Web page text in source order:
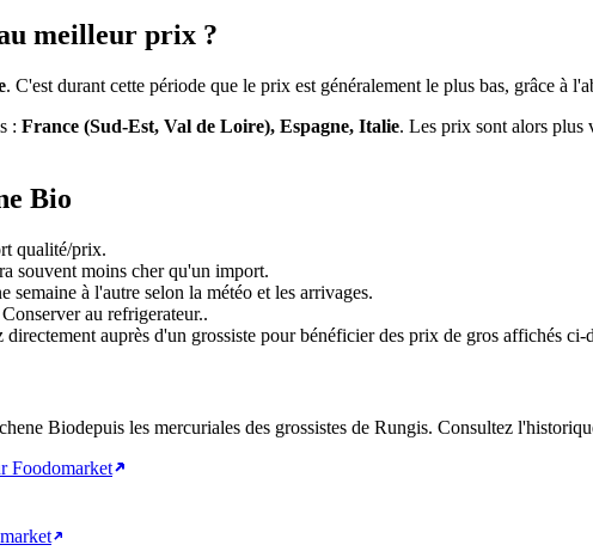
meilleur prix ?
. C'est durant cette période que le prix est généralement le plus bas, grâce à
: France (Sud-Est, Val de Loire), Espagne, Italie. Les prix sont alors plus
Bio
qualité/prix.
souvent moins cher qu'un import.
semaine à l'autre selon la météo et les arrivages.
au refrigerateur..
directement auprès d'un grossiste pour bénéficier des prix de gros affichés ci-
Biodepuis les mercuriales des grossistes de Rungis. Consultez
Foodomarket